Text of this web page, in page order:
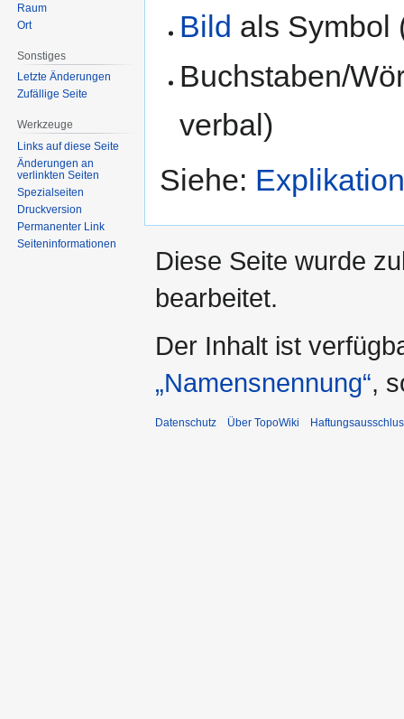
Bild als Symbol
Buchstaben/
verbal)
Siehe: Explikation
Raum
Ort
Sonstiges
Letzte Änderungen
Zufällige Seite
Werkzeuge
Links auf diese Seite
Änderungen an
verlinkten Seiten
Spezialseiten
Druckversion
Permanenter Link
Seiten­informationen
Diese Seite wurde
bearbeitet.
Der Inhalt ist
„Namensnennung“,
Datenschutz Über TopoWiki